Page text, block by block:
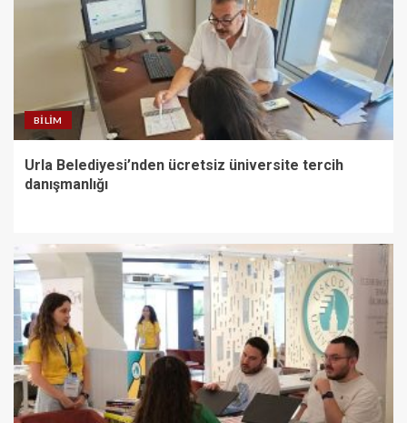
BILIM
Urla Belediyesi’nden ücretsiz üniversite tercih
danışmanlığı